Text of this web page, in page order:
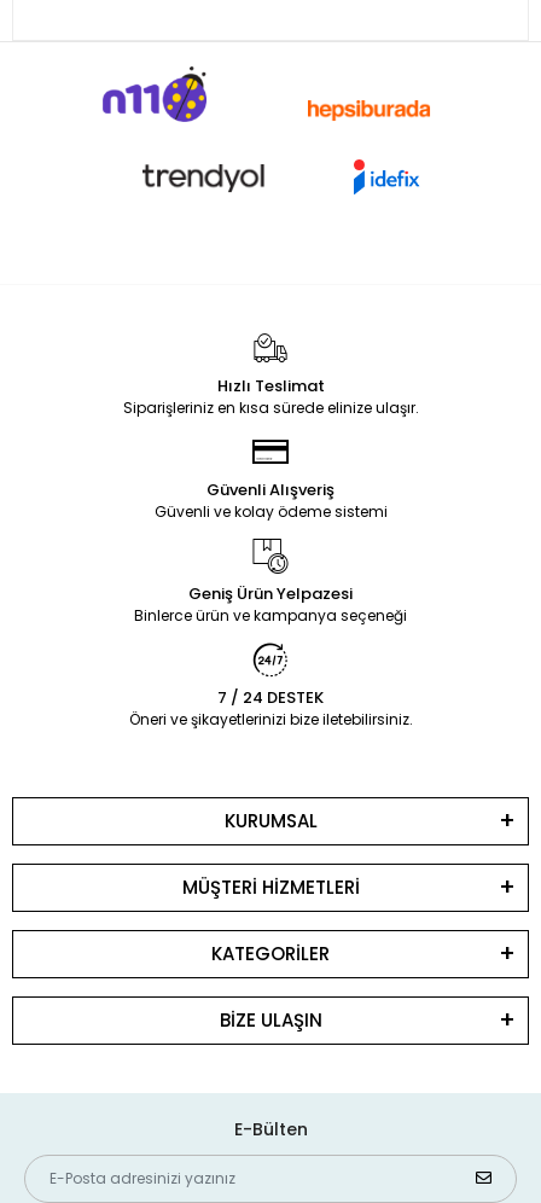
Hızlı Teslimat
Siparişleriniz en kısa sürede elinize ulaşır.
Güvenli Alışveriş
Güvenli ve kolay ödeme sistemi
Geniş Ürün Yelpazesi
Binlerce ürün ve kampanya seçeneği
7 / 24 DESTEK
Öneri ve şikayetlerinizi bize iletebilirsiniz.
KURUMSAL
MÜŞTERİ HİZMETLERİ
KATEGORİLER
BİZE ULAŞIN
E-Bülten